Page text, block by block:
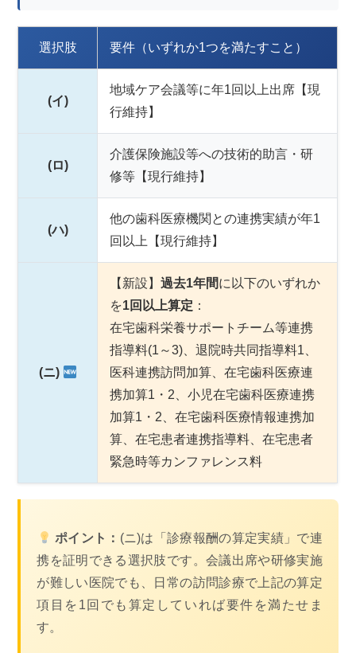
選択肢 要件（いずれか1つを満たすこと）
(イ)
地域ケア会議等に年1回以上出席【現
行維持】
(ロ)
介護保険施設等への技術的助言・研
修等【現行維持】
(ハ)
他の歯科医療機関との連携実績が年1
回以上【現行維持】
(ニ)
【新設】過去1年間に以下のいずれか
を1回以上算定 ：
在宅歯科栄養サポートチーム等連携
指導料(1～3)、退院時共同指導料1、
医科連携訪問加算、在宅歯科医療連
携加算1・2、小児在宅歯科医療連携
加算1・2、在宅歯科医療情報連携加
算、在宅患者連携指導料、在宅患者
緊急時等カンファレンス料
ポイント： (ニ)は「診療報酬の算定実績」で連
携を証明できる選択肢です。会議出席や研修実施
が難しい医院でも、日常の訪問診療で上記の算定
項目を1回でも算定していれば要件を満たせま
す。